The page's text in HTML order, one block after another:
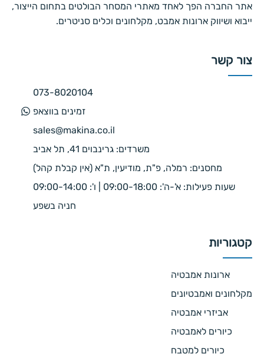
אתר החברה הפך לאחד מאתרי המסחר הבולטים בתחום הייצור,
ייבוא ושיווק ארונות אמבט, מקלחונים וכלים סניטרים.
צור קשר
073-8020104
זמינים בווצאפ
sales@makina.co.il
משרדים: גרינבוים 41, תל אביב
מחסנים: רמלה, פ"ת, מודיעין, ת"א (אין קבלת קהל)
שעות פעילות: א'-ה': 09:00-18:00 | ו': 09:00-14:00
חניה בשפע
קטגוריות
ארונות אמבטיה
מקלחונים ואמבטיונים
אביזרי אמבטיה
כיורים לאמבטיה
כיורים למטבח